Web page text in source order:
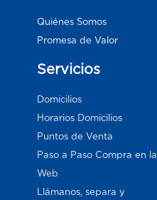
Quiénes Somos
Promesa de Valor
Servicios
Domicilios
Horarios Domicilios
Puntos de Venta
Paso a Paso Compra en la
Web
Llámanos, separa y